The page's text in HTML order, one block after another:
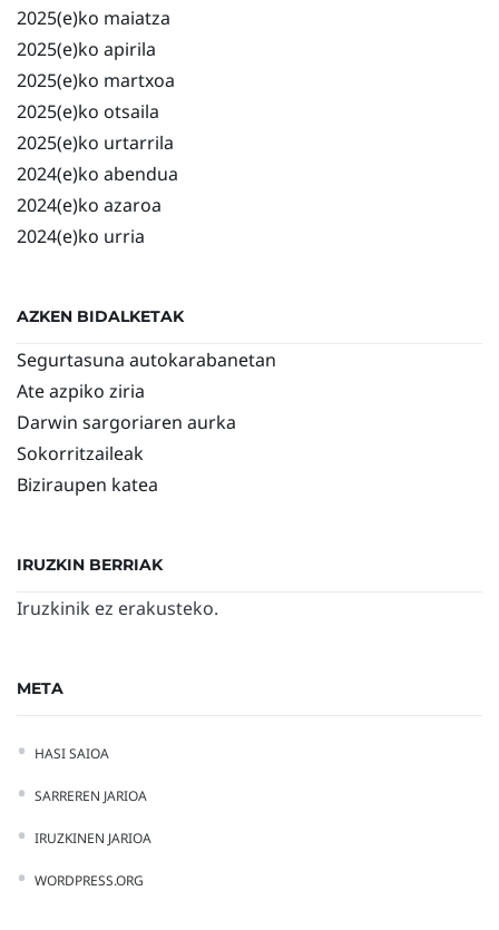
2025(e)ko maiatza
2025(e)ko apirila
2025(e)ko martxoa
2025(e)ko otsaila
2025(e)ko urtarrila
2024(e)ko abendua
2024(e)ko azaroa
2024(e)ko urria
AZKEN BIDALKETAK
Segurtasuna autokarabanetan
Ate azpiko ziria
Darwin sargoriaren aurka
Sokorritzaileak
Biziraupen katea
IRUZKIN BERRIAK
Iruzkinik ez erakusteko.
META
HASI SAIOA
SARREREN JARIOA
IRUZKINEN JARIOA
WORDPRESS.ORG